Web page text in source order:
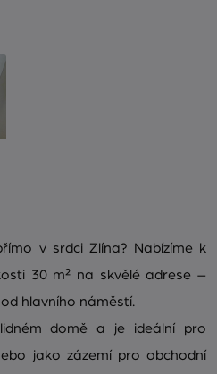
v srdci Zlína? Nabízíme k
30 m² na skvělé adrese –
hlavního náměstí.
domě a je ideální pro
jako zázemí pro obchodní